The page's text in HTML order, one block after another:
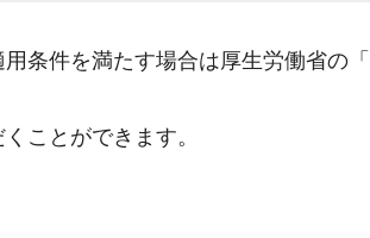
条件を満たす場合は厚生労働省の
ことができます。